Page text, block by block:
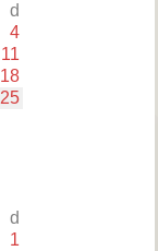
d
4
11
18
25
d
1